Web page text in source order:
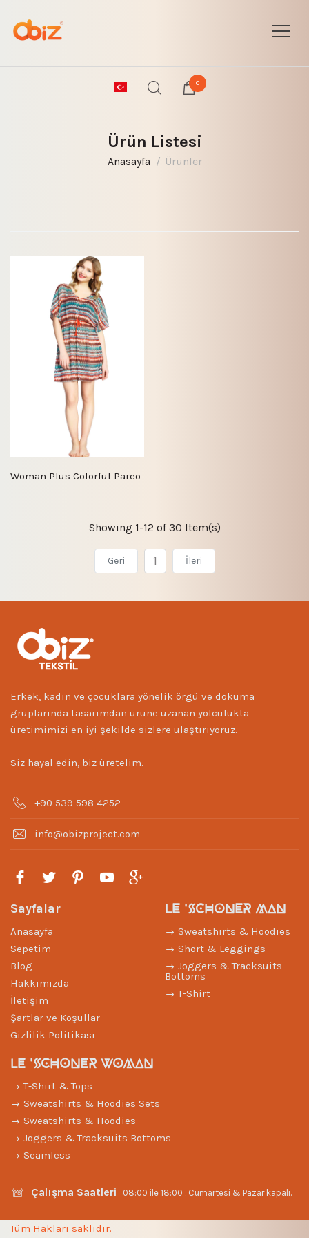
0
Ürün Listesi
Anasayfa Ürünler
Woman Plus Colorful Pareo
Showing 1-12 of 30 Item(s)
Geri 1 İleri
Erkek, kadın ve çocuklara yönelik örgü ve dokuma
gruplarında tasarımdan ürüne uzanan yolculukta
üretimimizi en iyi şekilde sizlere ulaştırıyoruz.
Siz hayal edin, biz üretelim.
+90 539 598 4252
info@obizproject.com
Sayfalar
Anasayfa
Sepetim
Blog
Hakkımızda
İletişim
Şartlar ve Koşullar
Gizlilik Politikası
LE 'SCHONER MAN
Sweatshirts & Hoodies
Short & Leggings
Joggers & Tracksuits
Bottoms
T-Shirt
LE 'SCHONER WOMAN
T-Shirt & Tops
Sweatshirts & Hoodies Sets
Sweatshirts & Hoodies
Joggers & Tracksuits Bottoms
Seamless
Çalışma Saatleri 08:00 ile 18:00 , Cumartesi & Pazar kapalı.
Tüm Hakları saklıdır.